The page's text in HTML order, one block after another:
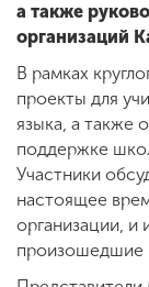
а также
организаций
В рамках
проекты для
языка, а также
поддержке
Участники
настоящее
организации, и
произошедшие